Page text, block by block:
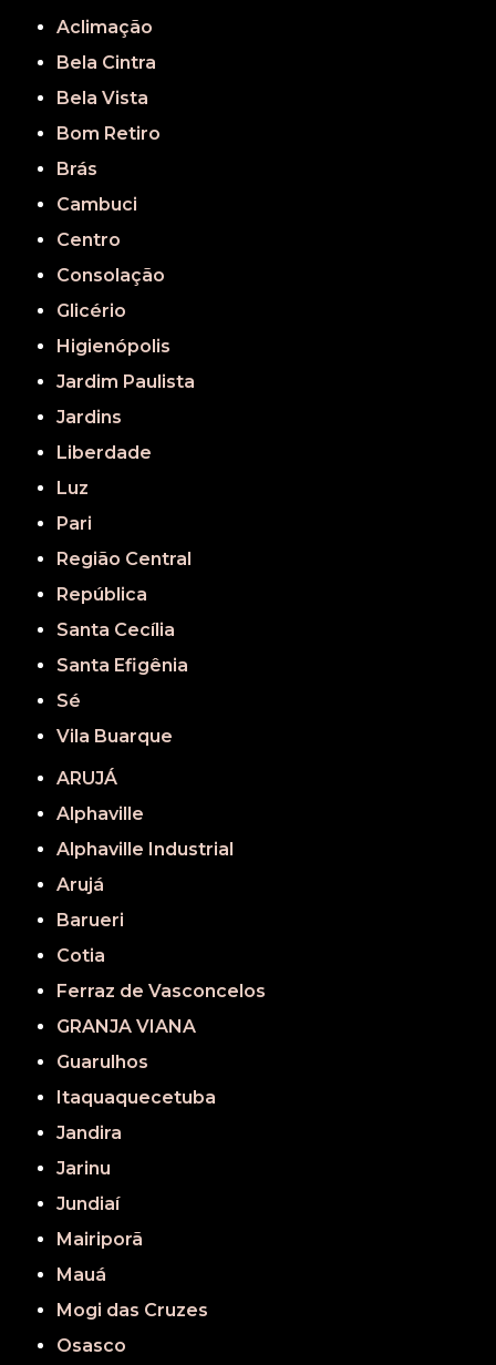
Aclimação
Bela Cintra
Bela Vista
Bom Retiro
Brás
Cambuci
Centro
Consolação
Glicério
Higienópolis
Jardim Paulista
Jardins
Liberdade
Luz
Pari
Região Central
República
Santa Cecília
Santa Efigênia
Sé
Vila Buarque
ARUJÁ
Alphaville
Alphaville Industrial
Arujá
Barueri
Cotia
Ferraz de Vasconcelos
GRANJA VIANA
Guarulhos
Itaquaquecetuba
Jandira
Jarinu
Jundiaí
Mairiporã
Mauá
Mogi das Cruzes
Osasco